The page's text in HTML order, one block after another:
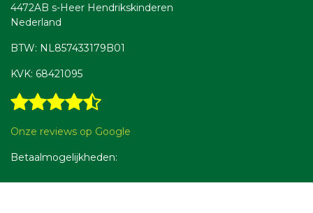
4472AB s-Heer Hendrikskinderen
Nederland
BTW: NL857433179B01
KVK: 68421095
Onze reviews op Google
Betaalmogelijkheden: